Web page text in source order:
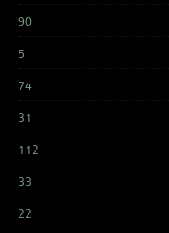
90
5
74
31
112
33
22